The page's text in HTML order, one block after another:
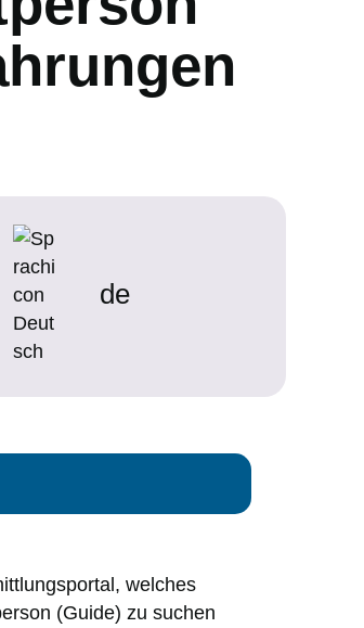
de
welches
(Guide) zu suchen